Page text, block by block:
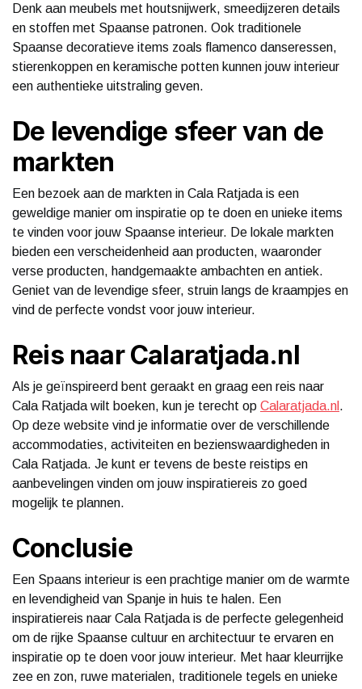
Denk aan meubels met houtsnijwerk, smeedijzeren details
en stoffen met Spaanse patronen. Ook traditionele
Spaanse decoratieve items zoals flamenco danseressen,
stierenkoppen en keramische potten kunnen jouw interieur
een authentieke uitstraling geven.
De levendige sfeer van de
markten
Een bezoek aan de markten in Cala Ratjada is een
geweldige manier om inspiratie op te doen en unieke items
te vinden voor jouw Spaanse interieur. De lokale markten
bieden een verscheidenheid aan producten, waaronder
verse producten, handgemaakte ambachten en antiek.
Geniet van de levendige sfeer, struin langs de kraampjes en
vind de perfecte vondst voor jouw interieur.
Reis naar Calaratjada.nl
Als je geïnspireerd bent geraakt en graag een reis naar
Cala Ratjada wilt boeken, kun je terecht op Calaratjada.nl .
Op deze website vind je informatie over de verschillende
accommodaties, activiteiten en bezienswaardigheden in
Cala Ratjada. Je kunt er tevens de beste reistips en
aanbevelingen vinden om jouw inspiratiereis zo goed
mogelijk te plannen.
Conclusie
Een Spaans interieur is een prachtige manier om de warmte
en levendigheid van Spanje in huis te halen. Een
inspiratiereis naar Cala Ratjada is de perfecte gelegenheid
om de rijke Spaanse cultuur en architectuur te ervaren en
inspiratie op te doen voor jouw interieur. Met haar kleurrijke
zee en zon, ruwe materialen, traditionele tegels en unieke